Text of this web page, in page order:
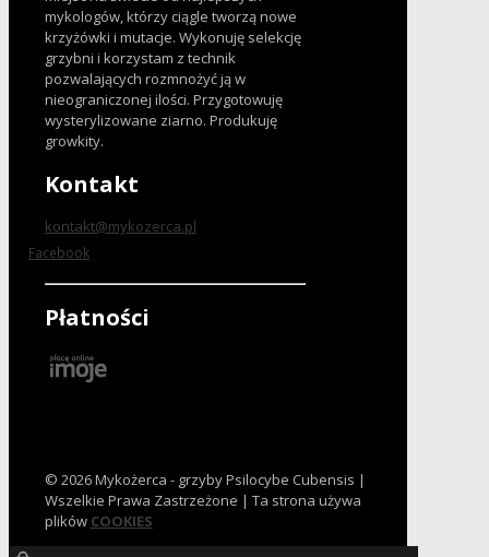
mykologów, którzy ciągle tworzą nowe
krzyżówki i mutacje. Wykonuję selekcję
grzybni i korzystam z technik
pozwalających rozmnożyć ją w
nieograniczonej ilości. Przygotowuję
wysterylizowane ziarno. Produkuję
growkity.
Kontakt
kontakt@mykozerca.pl
Facebook
Płatności
© 2026 Mykożerca - grzyby Psilocybe Cubensis |
Wszelkie Prawa Zastrzeżone | Ta strona używa
plików COOKIES